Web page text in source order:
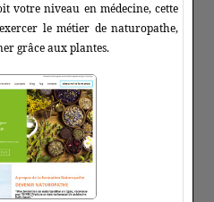
votre niveau en médecine, cette
le métier de naturopathe,
grâce aux plantes.